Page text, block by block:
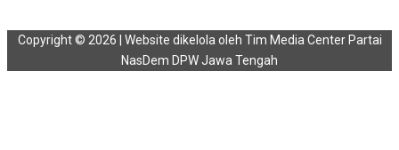
Copyright © 2026 | Website dikelola oleh Tim Media Center Partai
NasDem DPW Jawa Tengah